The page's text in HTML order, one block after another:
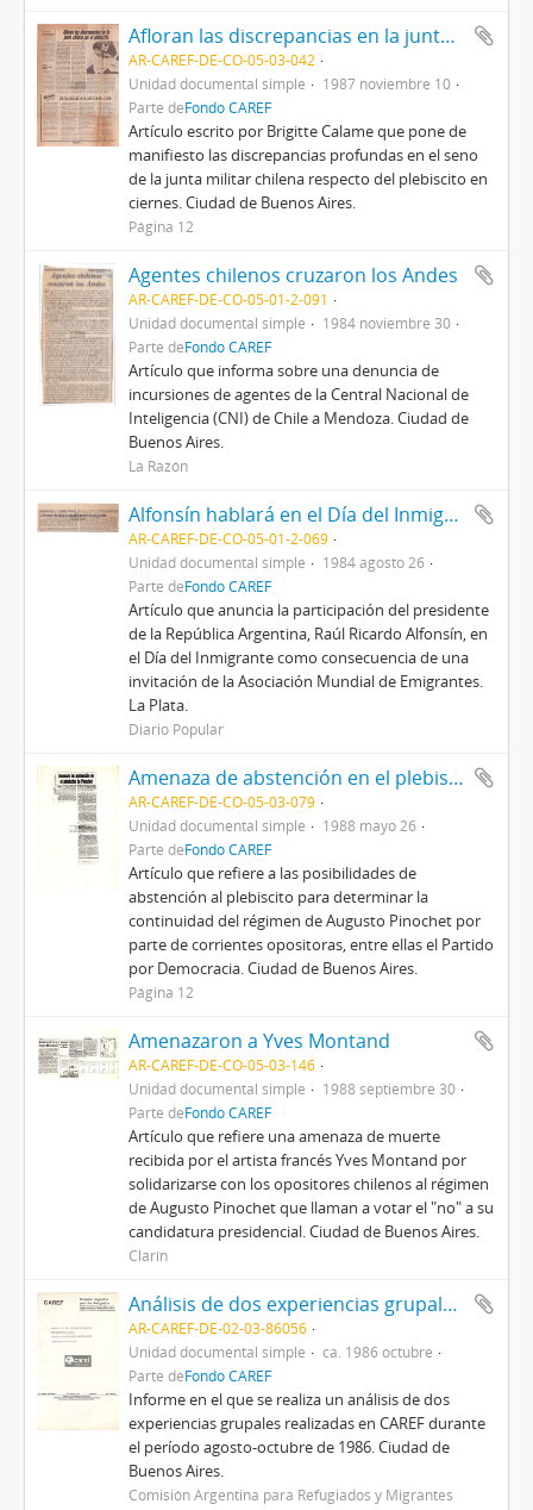
Afloran las discrepancias en la junta chilena por el plebiscito
AR-CAREF-DE-CO-05-03-042
Unidad documental simple
1987 noviembre 10
Parte deFondo CAREF
Artículo escrito por Brigitte Calame que pone de
manifiesto las discrepancias profundas en el seno
de la junta militar chilena respecto del plebiscito en
ciernes. Ciudad de Buenos Aires.
Página 12
Agentes chilenos cruzaron los Andes
AR-CAREF-DE-CO-05-01-2-091
Unidad documental simple
1984 noviembre 30
Parte deFondo CAREF
Artículo que informa sobre una denuncia de
incursiones de agentes de la Central Nacional de
Inteligencia (CNI) de Chile a Mendoza. Ciudad de
Buenos Aires.
La Razón
Alfonsín hablará en el Día del Inmigrante
AR-CAREF-DE-CO-05-01-2-069
Unidad documental simple
1984 agosto 26
Parte deFondo CAREF
Artículo que anuncia la participación del presidente
de la República Argentina, Raúl Ricardo Alfonsín, en
el Día del Inmigrante como consecuencia de una
invitación de la Asociación Mundial de Emigrantes.
La Plata.
Diario Popular
Amenaza de abstención en el plebiscito de Pinochet
AR-CAREF-DE-CO-05-03-079
Unidad documental simple
1988 mayo 26
Parte deFondo CAREF
Artículo que refiere a las posibilidades de
abstención al plebiscito para determinar la
continuidad del régimen de Augusto Pinochet por
parte de corrientes opositoras, entre ellas el Partido
por Democracia. Ciudad de Buenos Aires.
Página 12
Amenazaron a Yves Montand
AR-CAREF-DE-CO-05-03-146
Unidad documental simple
1988 septiembre 30
Parte deFondo CAREF
Artículo que refiere una amenaza de muerte
recibida por el artista francés Yves Montand por
solidarizarse con los opositores chilenos al régimen
de Augusto Pinochet que llaman a votar el "no" a su
candidatura presidencial. Ciudad de Buenos Aires.
Clarín
Análisis de dos experiencias grupales realizadas en CAREF durante el período agosto-octubre de 1986
AR-CAREF-DE-02-03-86056
Unidad documental simple
ca. 1986 octubre
Parte deFondo CAREF
Informe en el que se realiza un análisis de dos
experiencias grupales realizadas en CAREF durante
el período agosto-octubre de 1986. Ciudad de
Buenos Aires.
Comisión Argentina para Refugiados y Migrantes